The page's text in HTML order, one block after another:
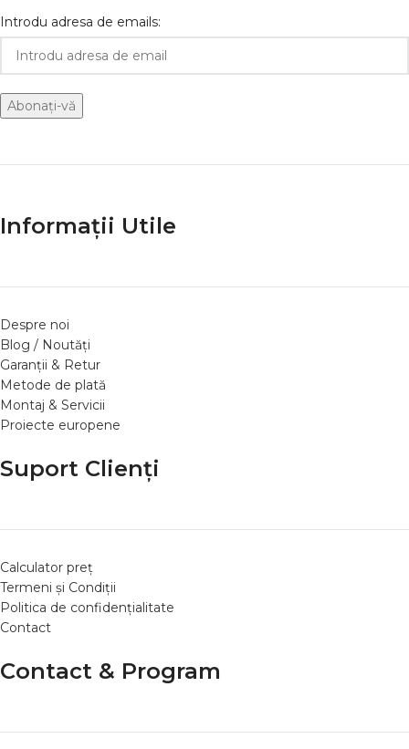
Introdu adresa de emails:
Informații Utile
Despre noi
Blog / Noutăți
Garanții & Retur
Metode de plată
Montaj & Servicii
Proiecte europene
Suport Clienți
Calculator preț
Termeni și Condiții
Politica de confidențialitate
Contact
Contact & Program